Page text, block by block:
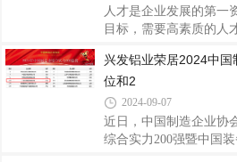
时最大风力在17级以上
售布局的其中一个站点
掉落。在放眼一片残局
硬品质，此次台风登陆
人才是企业发展的第一
目标，需要高素质的人
的关键。兴发铝业经过
次、高素质的人才队伍
强劲动力，赢得了广泛
以来，兴发铝业秉持“
胜”的经营宗旨，坚信“
兴发铝业荣居2024中
位和2
2024-09-07
近日，中国制造企业协
综合实力200强暨中国